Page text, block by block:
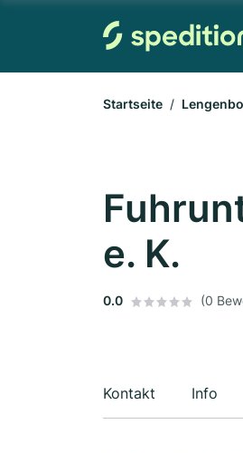
Startseite
e. K.
0.0 (0
Kontakt Info